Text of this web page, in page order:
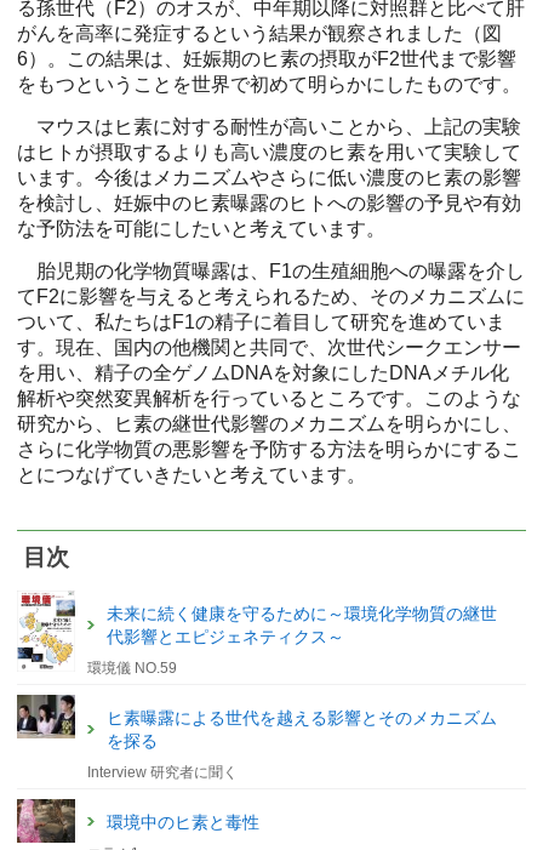
る孫世代（F2）のオスが、中年期以降に対照群と比べて肝
がんを高率に発症するという結果が観察されました（図
6）。この結果は、妊娠期のヒ素の摂取がF2世代まで影響
をもつということを世界で初めて明らかにしたものです。
マウスはヒ素に対する耐性が高いことから、上記の実験
はヒトが摂取するよりも高い濃度のヒ素を用いて実験して
います。今後はメカニズムやさらに低い濃度のヒ素の影響
を検討し、妊娠中のヒ素曝露のヒトへの影響の予見や有効
な予防法を可能にしたいと考えています。
胎児期の化学物質曝露は、F1の生殖細胞への曝露を介し
てF2に影響を与えると考えられるため、そのメカニズムに
ついて、私たちはF1の精子に着目して研究を進めていま
す。現在、国内の他機関と共同で、次世代シークエンサー
を用い、精子の全ゲノムDNAを対象にしたDNAメチル化
解析や突然変異解析を行っているところです。このような
研究から、ヒ素の継世代影響のメカニズムを明らかにし、
さらに化学物質の悪影響を予防する方法を明らかにするこ
とにつなげていきたいと考えています。
目次
未来に続く健康を守るために～環境化学物質の継世
代影響とエピジェネティクス～
環境儀 NO.59
ヒ素曝露による世代を越える影響とそのメカニズム
を探る
Interview 研究者に聞く
環境中のヒ素と毒性